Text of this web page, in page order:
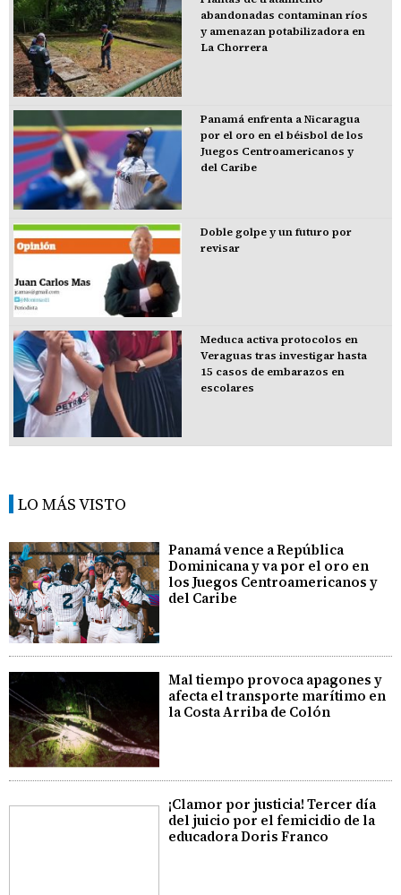
abandonadas contaminan ríos
y amenazan potabilizadora en
La Chorrera
Panamá enfrenta a Nicaragua
por el oro en el béisbol de los
Juegos Centroamericanos y
del Caribe
Doble golpe y un futuro por
revisar
Meduca activa protocolos en
Veraguas tras investigar hasta
15 casos de embarazos en
escolares
LO MÁS VISTO
Panamá vence a República
Dominicana y va por el oro en
los Juegos Centroamericanos y
del Caribe
Mal tiempo provoca apagones y
afecta el transporte marítimo en
la Costa Arriba de Colón
¡Clamor por justicia! Tercer día
del juicio por el femicidio de la
educadora Doris Franco